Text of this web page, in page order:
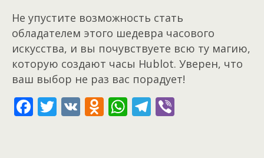
Не упустите возможность стать
обладателем этого шедевра часового
искусства, и вы почувствуете всю ту магию,
которую создают часы Hublot. Уверен, что
ваш выбор не раз вас порадует!
F T V O W T